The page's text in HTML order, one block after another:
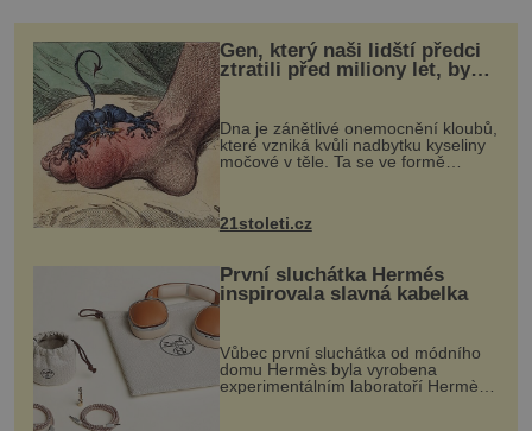
Gen, který naši lidští předci
ztratili před miliony let, by
mohl pomoci s léčbou
„nemoci králů“
Dna je zánětlivé onemocnění kloubů,
které vzniká kvůli nadbytku kyseliny
močové v těle. Ta se ve formě
nohou, a způsobuje bole...
21stoleti.cz
První sluchátka Hermés
inspirovala slavná kabelka
Vůbec první sluchátka od módního
domu Hermès byla vyrobena
experimentálním laboratoří Hermès